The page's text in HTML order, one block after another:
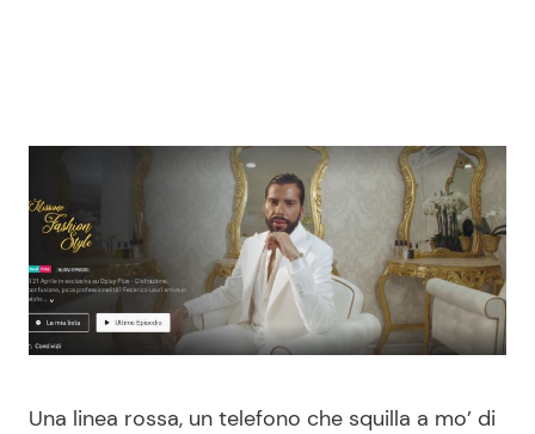
News Musica
News Spettacolo
Benessere Cucina e Ricette
Una linea rossa, un telefono che squilla a mo’ di